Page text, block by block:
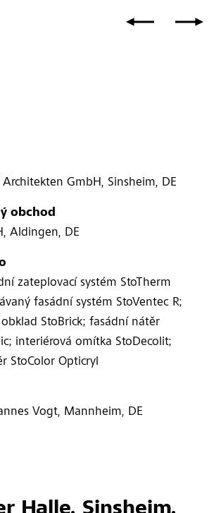
GmbH, Sinsheim, DE
obchod
Aldingen, DE
zateplovací systém StoTherm
fasádní systém StoVentec R;
StoBrick; fasádní nátěr
interiérová omítka StoDecolit;
StoColor Opticryl
Vogt, Mannheim, DE